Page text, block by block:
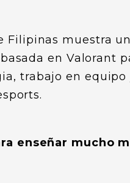
enseñar mucho